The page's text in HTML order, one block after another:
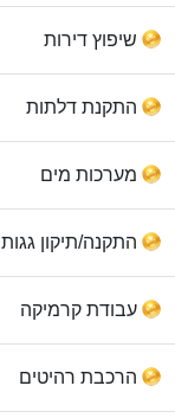
שיפוץ דירות
התקנת דלתות
מערכות מים
התקנה/תיקון גגות
עבודת קרמיקה
הרכבת רהיטים